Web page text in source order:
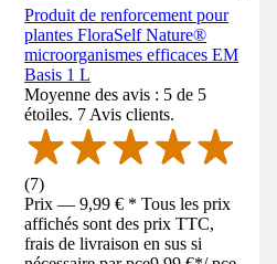
Produit de renforcement pour
plantes FloraSelf Nature®
microorganismes efficaces EM
Basis 1 L
Moyenne des avis : 5 de 5
étoiles. 7 Avis clients.
(7)
Prix — 9,99 € * Tous les prix
affichés sont des prix TTC,
frais de livraison en sus si